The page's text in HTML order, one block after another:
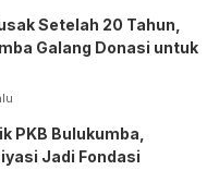
Setelah 20 Tahun,
Galang Donasi untuk
PKB Bulukumba,
Jadi Fondasi